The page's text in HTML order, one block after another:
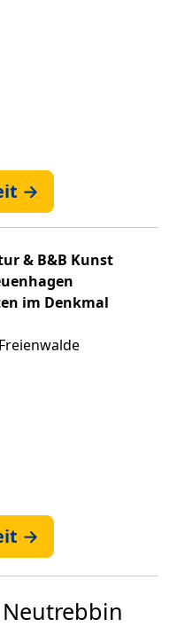
→
& B&B Kunst
im Denkmal
→